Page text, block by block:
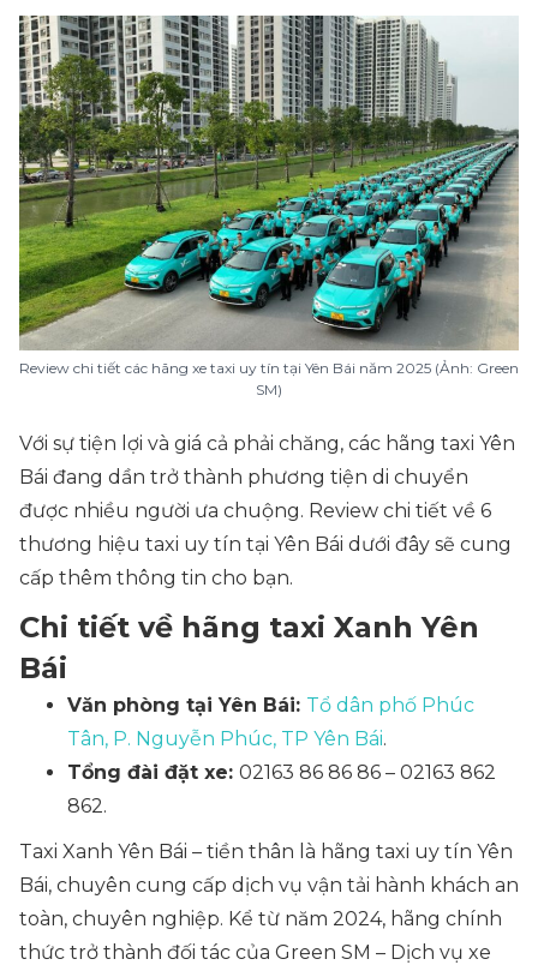
Review chi tiết các hãng xe taxi uy tín tại Yên Bái năm 2025 (Ảnh: Green
SM)
Với sự tiện lợi và giá cả phải chăng, các hãng taxi Yên
Bái đang dần trở thành phương tiện di chuyển
được nhiều người ưa chuộng. Review chi tiết về 6
thương hiệu taxi uy tín tại Yên Bái dưới đây sẽ cung
cấp thêm thông tin cho bạn.
Chi tiết về hãng taxi Xanh Yên
Bái
Văn phòng tại Yên Bái: Tổ dân phố Phúc
Tân, P. Nguyễn Phúc, TP Yên Bái.
Tổng đài đặt xe: 02163 86 86 86 – 02163 862
862.
Taxi Xanh Yên Bái – tiền thân là hãng taxi uy tín Yên
Bái, chuyên cung cấp dịch vụ vận tải hành khách an
toàn, chuyên nghiệp. Kể từ năm 2024, hãng chính
thức trở thành đối tác của Green SM – Dịch vụ xe